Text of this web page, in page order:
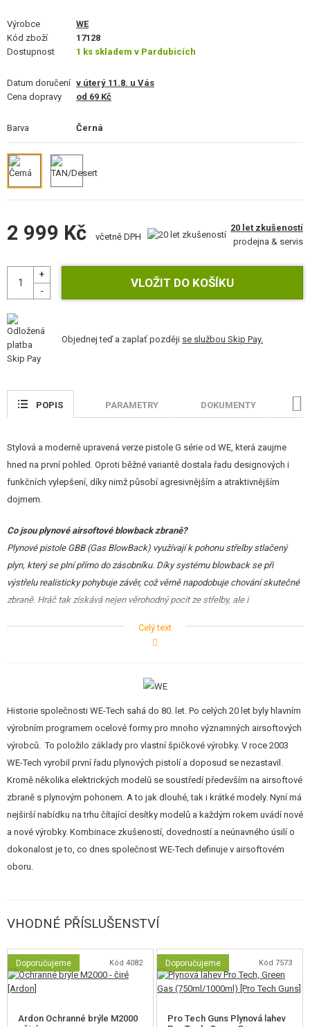
OUTDOOR A BUSHCRAFT
STAVEBNICE, MODELY
POŠKOZENÉ, POUŽITÉ ZBOŽÍ
SLEVY, AKCE
KONTAKT
Výrobce
WE
Kód zboží
17128
Dostupnost
1 ks skladem v Pardubicích
Datum doručení v úterý 11.8. u Vás
Cena dopravy
od 69 Kč
Barva Černá
2 999 Kč včetně DPH
20 let zkušeností
prodejna & servis
Objednej teď a zaplať později se službou Skip Pay.
POPIS PARAMETRY DOKUMENTY
Stylová a moderně upravená verze pistole G série od WE, která zaujme
hned na první pohled. Oproti běžné variantě dostala řadu designových i
funkčních vylepšení, díky nimž působí agresivnějším a atraktivnějším
dojmem.
Co jsou plynové airsoftové blowback zbraně?
Plynové pistole GBB (Gas BlowBack) využívají k pohonu střelby stlačený
plyn, který se plní přímo do zásobníku. Díky systému blowback se při
výstřelu realisticky pohybuje závěr, což věrně napodobuje chování skutečné
zbraně. Hráč tak získává nejen věrohodný pocit ze střelby, ale i
je lze rozebrat podobně jako ostrou předlohu. Pro dlouhou životnost se
závěrem, pro rychlé zamíření,
výraznou
červenou pojistkou spouště
rozšířeným kovovým hrdlem
zásobníku (magwellem)
pro snadnější a rychlejší přebíjení. Zajímavým
detailem je také logo lebky v zadní části závěru
celkový vzhled. Povrch závěru je opatřen
vroubkováním
úchop při manipulaci.
Funkce a střelba
Silný blowback systém zajišťuje nejen realistický pohyb závěru při střelbě,
ale také výrazný zpětný ráz, který umocňuje celkový pocit ze střelby.
Gas). Na jedno naplnění plynem lze vystřílet přibližně 30–40 ran.
Další výbava
Rám pistole je opatřen
RIS lištoupro připevnění taktických doplňků, jako
je svítilna nebo laser. Závěr je celokovový a jeho natažení doprovází
Celý text
Historie společnosti WE-Tech sahá do 80. let. Po celých 20 let byly hlavním
výrobním programem ocelové formy pro mnoho významných airsoftových
výrobců. To položilo základy pro vlastní špičkové výrobky. V roce 2003
WE-Tech vyrobil první řadu plynových pistolí a doposud se nezastavil.
Kromě několika elektrických modelů se soustředí především na airsoftové
zbraně s plynovým pohonem. A to jak dlouhé, tak i krátké modely. Nyní má
nejširší nabídku na trhu čítající desítky modelů a každým rokem uvádí nové
a nové výrobky. Kombinace zkušeností, dovedností a neúnavného úsilí o
dokonalost je to, co dnes společnost WE-Tech definuje v airsoftovém
oboru.
VHODNÉ PŘÍSLUŠENSTVÍ
Doporučujeme Kód 4082
Ardon Ochranné brýle M2000
Doporučujeme Kód 7573
Pro Tech Guns Plynová lahev